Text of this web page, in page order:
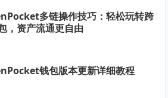
多链操作技巧：轻松玩转跨
，资产流通更自由
钱包版本更新详细教程